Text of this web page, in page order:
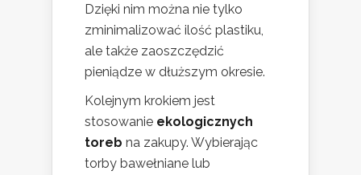
Dzięki nim można nie tylko
zminimalizować ilość plastiku,
ale także zaoszczędzić
pieniądze w dłuższym okresie.
Kolejnym krokiem jest
stosowanie ekologicznych
toreb na zakupy. Wybierając
torby bawełniane lub